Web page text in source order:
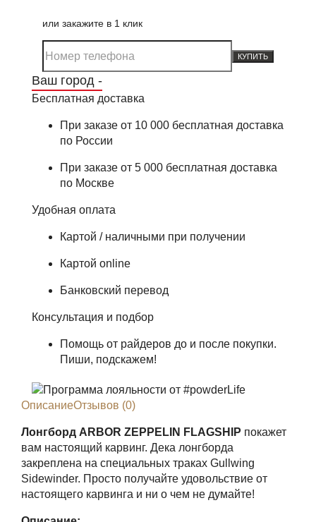
или закажите в 1 клик
КУПИТЬ
Ваш город -
Бесплатная доставка
При заказе от 10 000 бесплатная доставка
по России
При заказе от 5 000 бесплатная доставка
по Москве
Удобная оплата
Картой / наличными при получении
Картой online
Банковский перевод
Консультация и подбор
Помощь от райдеров до и после покупки.
Пиши, подскажем!
ОписаниеОтзывов (0)
Лонгборд ARBOR ZEPPELIN FLAGSHIP покажет
вам настоящий карвинг. Дека лонгборда
закреплена на специальных траках Gullwing
Sidewinder. Просто получайте удовольствие от
настоящего карвинга и ни о чем не думайте!